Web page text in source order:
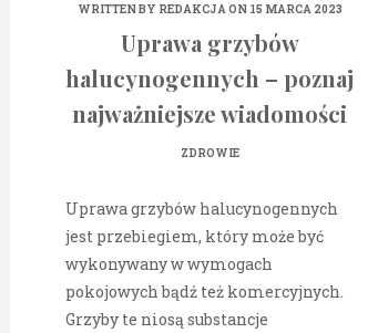
WRITTEN BY REDAKCJAON 15 MARCA 2023
Uprawa grzybów
halucynogennych – poznaj
najważniejsze wiadomości
ZDROWIE
Uprawa grzybów halucynogennych
jest przebiegiem, który może być
wykonywany w wymogach
pokojowych bądź też komercyjnych.
Grzyby te niosą substancje